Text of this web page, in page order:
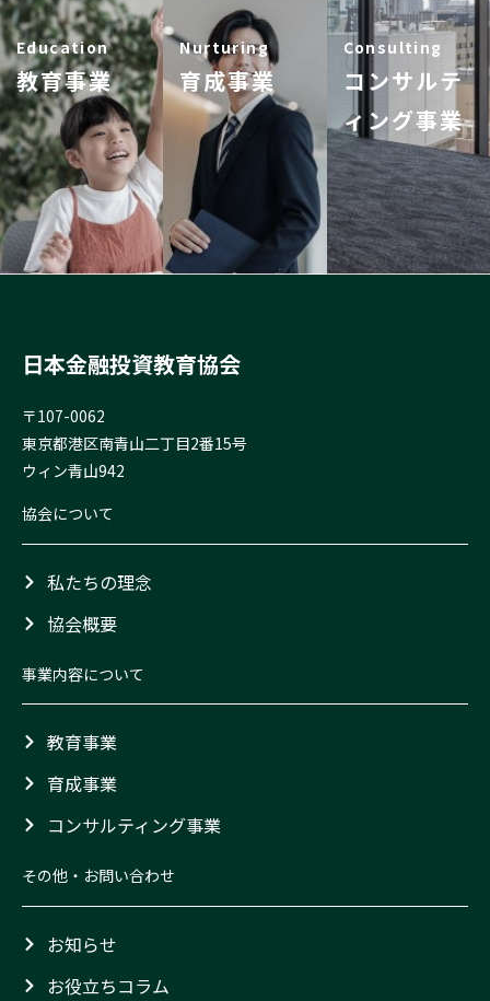
Education
教育事業
Nurturing
育成事業
Consulting
コンサルテ
ィング事業
日本金融投資教育協会
〒107-0062
東京都港区南青山二丁目2番15号
ウィン青山942
協会について
私たちの理念
協会概要
事業内容について
教育事業
育成事業
コンサルティング事業
その他・お問い合わせ
お知らせ
お役立ちコラム